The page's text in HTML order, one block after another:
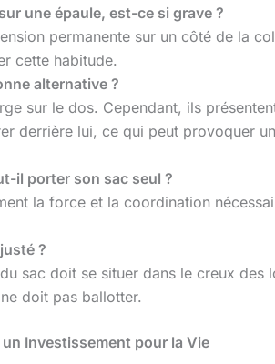
une épaule, est-ce si grave ?
permanente sur un côté de la
cette habitude.
alternative ?
sur le dos. Cependant, ils
derrière lui, ce qui peut provoquer
il porter son sac seul ?
la force et la coordination
?
sac doit se situer dans le creux
doit pas ballotter.
Investissement pour la Vie